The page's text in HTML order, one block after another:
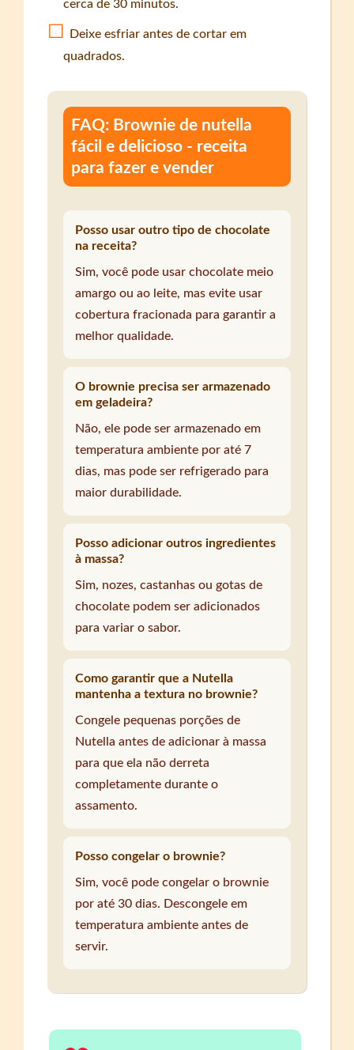
cerca de 30 minutos.
Deixe esfriar antes de cortar em
quadrados.
FAQ: Brownie de nutella
fácil e delicioso - receita
para fazer e vender
Posso usar outro tipo de chocolate
na receita?
Sim, você pode usar chocolate meio
amargo ou ao leite, mas evite usar
cobertura fracionada para garantir a
melhor qualidade.
O brownie precisa ser armazenado
em geladeira?
Não, ele pode ser armazenado em
temperatura ambiente por até 7
dias, mas pode ser refrigerado para
maior durabilidade.
Posso adicionar outros ingredientes
à massa?
Sim, nozes, castanhas ou gotas de
chocolate podem ser adicionados
para variar o sabor.
Como garantir que a Nutella
mantenha a textura no brownie?
Congele pequenas porções de
Nutella antes de adicionar à massa
para que ela não derreta
completamente durante o
assamento.
Posso congelar o brownie?
Sim, você pode congelar o brownie
por até 30 dias. Descongele em
temperatura ambiente antes de
servir.